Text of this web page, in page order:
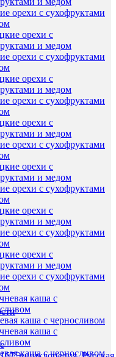
орехи с сухофруктами
орехи с сухофруктами
орехи с сухофруктами
орехи с сухофруктами
орехи с сухофруктами
орехи с сухофруктами
орехи с сухофруктами
каша с черносливом
каша с черносливом